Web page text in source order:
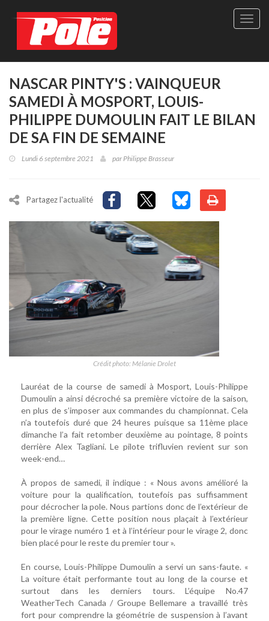
Site
seul
NASCAR PINTY'S : VAINQUEUR
SAMEDI À MOSPORT, LOUIS-
PHILIPPE DUMOULIN FAIT LE BILAN
DE SA FIN DE SEMAINE
Lundi 6 septembre 2021 parPhilippe Brasseur
Partagez l'actualité
Crédit photo: Mélanie Drolet
Lauréat de la course de samedi à Mosport, Louis-Philippe
Dumoulin a ainsi décroché sa première victoire de la saison,
en plus de s’imposer aux commandes du championnat. Cela
n’a toutefois duré que 24 heures puisque sa 11ème place
dimanche l’a fait retomber deuxième au pointage, 8 points
derrière Alex Tagliani. Le pilote trifluvien revient sur son
week-end…
À propos de samedi, il indique : « Nous avons amélioré la
voiture pour la qualification, toutefois pas suffisamment
pour décrocher la pole. Nous partions donc de l’extérieur de
la première ligne. Cette position nous plaçait à l’extérieur
pour le virage numéro 1 et à l’intérieur pour le virage 2, donc
bien placé pour le reste du premier tour ».
En course, Louis-Philippe Dumoulin a servi un sans-faute. «
La voiture était performante tout au long de la course et
surtout dans les derniers tours. L’équipe No.47
WeatherTech Canada / Groupe Bellemare a travaillé très
fort pour comprendre la géométrie de suspension à l’avant